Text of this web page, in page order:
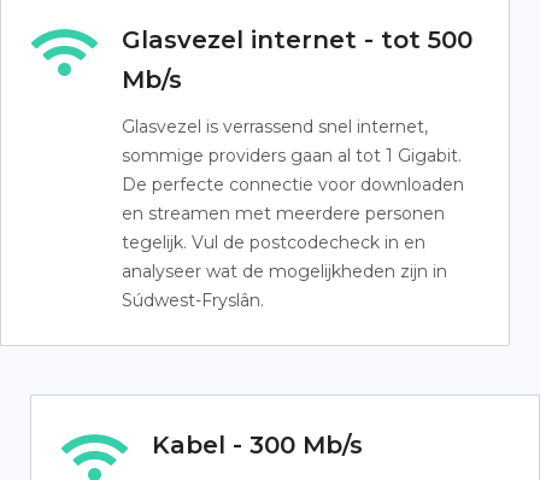
Glasvezel internet - tot 500
Mb/s
Glasvezel is verrassend snel internet,
sommige providers gaan al tot 1 Gigabit.
De perfecte connectie voor downloaden
en streamen met meerdere personen
tegelijk. Vul de postcodecheck in en
analyseer wat de mogelijkheden zijn in
Súdwest-Fryslân.
Kabel - 300 Mb/s